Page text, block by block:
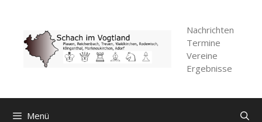
springen
Nachrichten
Termine
Vereine
Ergebnisse
Menü